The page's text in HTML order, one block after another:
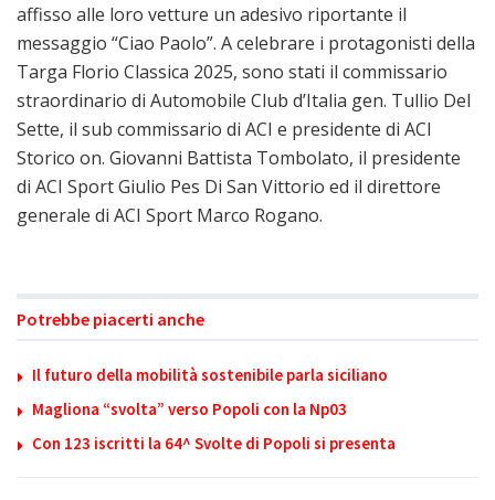
affisso alle loro vetture un adesivo riportante il
messaggio “Ciao Paolo”. A celebrare i protagonisti della
Targa Florio Classica 2025, sono stati il commissario
straordinario di Automobile Club d’Italia gen. Tullio Del
Sette, il sub commissario di ACI e presidente di ACI
Storico on. Giovanni Battista Tombolato, il presidente
di ACI Sport Giulio Pes Di San Vittorio ed il direttore
generale di ACI Sport Marco Rogano.
Potrebbe piacerti anche
Il futuro della mobilità sostenibile parla siciliano
Magliona “svolta” verso Popoli con la Np03
Con 123 iscritti la 64^ Svolte di Popoli si presenta